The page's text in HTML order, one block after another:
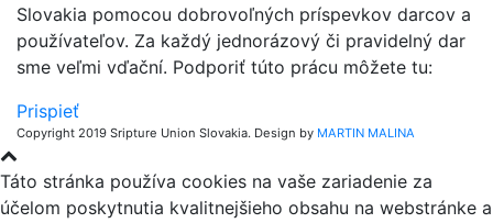
Slovakia pomocou dobrovoľných príspevkov darcov a
používateľov. Za každý jednorázový či pravidelný dar
sme veľmi vďační. Podporiť túto prácu môžete tu:
Prispieť
Copyright 2019 Sripture Union Slovakia. Design by MARTIN MALINA
Táto stránka používa cookies na vaše zariadenie za
účelom poskytnutia kvalitnejšieho obsahu na webstránke a